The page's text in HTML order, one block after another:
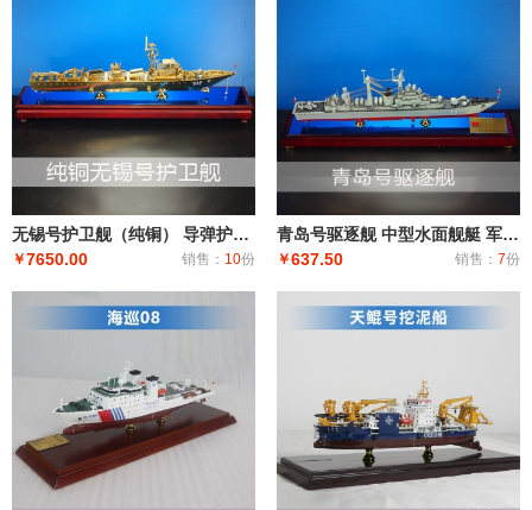
无锡号护卫舰（纯铜） 导弹护卫舰工艺船航模纪念摆件展览收藏品送礼
￥7650.00 销售： 10份
青岛号驱逐舰 中型水面舰艇 军事海军舰艇模型 工艺船航模纪念摆件展览收藏品送
￥637.50 销售： 7份